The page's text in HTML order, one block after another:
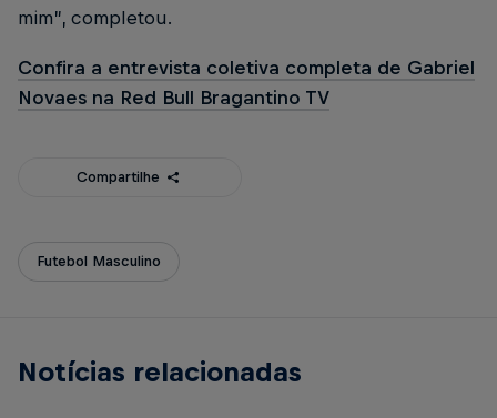
mim”, completou.
Confira a entrevista coletiva completa de Gabriel
Novaes na Red Bull Bragantino TV
Compartilhe
Futebol Masculino
Notícias relacionadas